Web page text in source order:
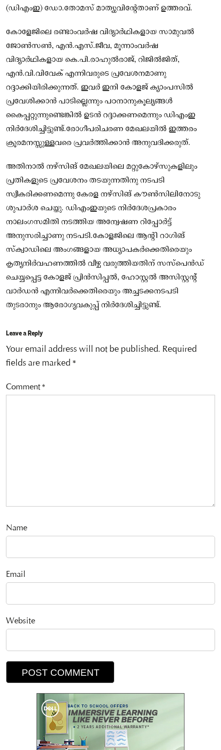
(ഡിഎംഇ) ഡോ.തോമസ് മാത്യുവിന്റേതാണ് ഉത്തരവ്.
കോളേജിലെ രണ്ടാംവര്‍ഷ വിദ്യാര്‍ഥികളായ സാമുവല്‍
ജോണ്‍സണ്‍, എന്‍.എസ്.ജീവ, മൂന്നാംവര്‍ഷ
വിദ്യാര്‍ഥികളായ കെ.പി.രാഹുല്‍രാജ്, റിജില്‍ജിത്,
എന്‍.വി.വിവേക് എന്നിവരുടെ പ്രവേശനമാണു
റദ്ദാക്കിയിരിക്കുന്നത്. ഇവര്‍ ഇനി കോളജ് ക്യാംപസില്‍
പ്രവേശിക്കാന്‍ പാടില്ലെന്നും പഠനാനുകൂല്യങ്ങള്‍
കൈപ്പറ്റുന്നുണ്ടെങ്കില്‍ ഉടന്‍ റദ്ദാക്കണമെന്നും ഡിഎംഇ
നിര്‍ദേശിച്ചിട്ടുണ്ട്.രോഗീപരിചരണ മേഖലയില്‍ ഇത്തരം
ക്രൂരമനസ്സുള്ളവരെ പ്രവര്‍ത്തിക്കാന്‍ അനുവദിക്കരുത്.
അതിനാല്‍ നഴ്‌സിങ് മേഖലയിലെ മറ്റുകോഴ്‌സുകളിലും
പ്രതികളുടെ പ്രവേശനം തടയുന്നതിനു നടപടി
സ്വീകരിക്കണമെന്നു കേരള നഴ്‌സിങ് കൗണ്‍സിലിനോടു
ശുപാര്‍ശ ചെയ്തു. ഡിഎംഇയുടെ നിര്‍ദേശപ്രകാരം
നാലംഗസമിതി നടത്തിയ അന്വേഷണ റിപ്പോര്‍ട്ട്
അനുസരിച്ചാണു നടപടി.കോളജിലെ ആന്റി റാഗിങ്
സ്‌ക്വാഡിലെ അംഗങ്ങളായ അധ്യാപകര്‍ക്കെതിരെയും
കൃത്യനിര്‍വഹണത്തില്‍ വീഴ്ച വരുത്തിയതിന് സസ്‌പെന്‍ഡ്
ചെയ്യപ്പെട്ട കോളജ് പ്രിന്‍സിപ്പല്‍, ഹോസ്റ്റല്‍ അസിസ്റ്റന്റ്
വാര്‍ഡന്‍ എന്നിവര്‍ക്കെതിരെയും അച്ചടക്കനടപടി
തുടരാനും ആരോഗ്യവകുപ്പ് നിര്‍ദേശിച്ചിട്ടുണ്ട്.
Leave a Reply
Your email address will not be published. Required
fields are marked *
Comment*
Name
Email
Website